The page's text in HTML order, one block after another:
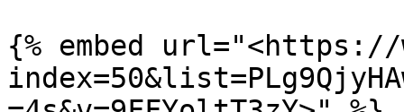
{% embed url="<https://